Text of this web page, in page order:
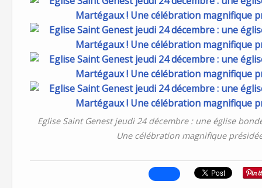
Eglise Saint Genest jeudi 24 décembre : une église
Une célébration magnifique